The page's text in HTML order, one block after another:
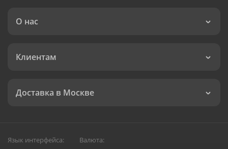
О нас
Клиентам
Доставка в Москве
Язык интерфейса: Валюта: